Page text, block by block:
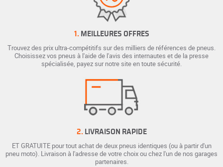
1. MEILLEURES OFFRES
Trouvez des prix ultra-compétitifs sur des milliers de références de pneus.
Choisissez vos pneus à l'aide de l'avis des internautes et de la presse
spécialisée, payez sur notre site en toute sécurité.
2. LIVRAISON RAPIDE
ET GRATUITE pour tout achat de deux pneus identiques (ou à partir d'un
pneu moto). Livraison à l'adresse de votre choix ou chez l'un de nos garages
partenaires.